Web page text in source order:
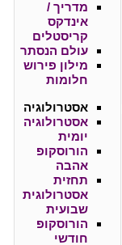
מדריך /
אינדקס
קריסטלים
עולם הנסתר
מילון פירוש
חלומות
אסטרולוגיה
אסטרולוגיה
יומית
הורוסקופ
אהבה
תחזית
אסטרולוגית
שבועית
הורוסקופ
חודשי